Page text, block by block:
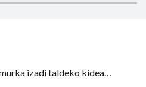
izadi taldeko kidea…